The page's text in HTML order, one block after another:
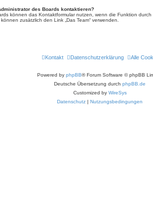
des Boards kontaktieren?
können das Kontaktformular nutzen, wenn die Funktion
zusätzlich den Link „Das Team“ verwenden.
Alle
Datenschutzerklärung
Kontakt
Powered by phpBB® Forum Software © phpBB
Deutsche Übersetzung durch phpBB.de
Customized by WireSys
Datenschutz | Nutzungsbedingungen